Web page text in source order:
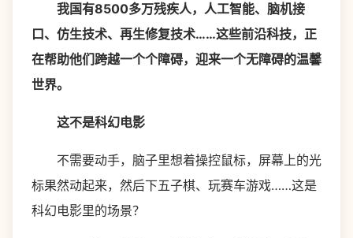
我国有8500多万残疾人，人工智能、脑机接
口、仿生技术、再生修复技术……这些前沿科技，正
在帮助他们跨越一个个障碍，迎来一个无障碍的温馨
世界。
这不是科幻电影
不需要动手，脑子里想着操控鼠标，屏幕上的光
标果然动起来，然后下五子棋、玩赛车游戏……这是
科幻电影里的场景？